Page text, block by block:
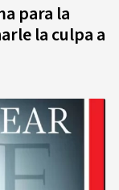
para la
la culpa a